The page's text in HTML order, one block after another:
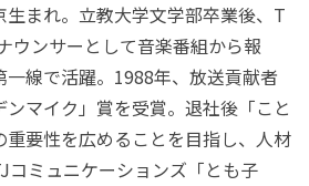
生まれ。立教大学文学部卒業後、T
ウンサーとして音楽番組から報
線で活躍。1988年、放送貢献者
マイク」賞を受賞。退社後「こと
要性を広めることを目指し、人材
コミュニケーションズ「とも子